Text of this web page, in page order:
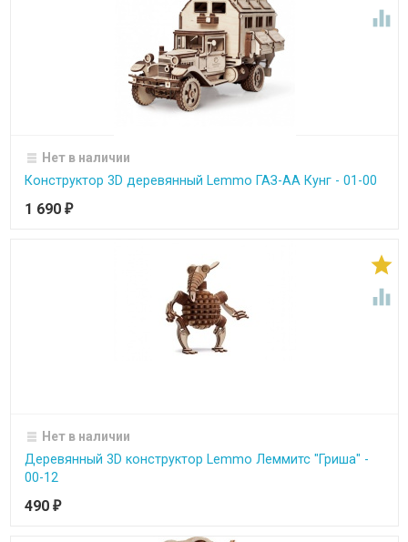

Нет в наличии
Конструктор 3D деревянный Lemmo ГАЗ-АА Кунг - 01-00
1 690 ₽


Нет в наличии
Деревянный 3D конструктор Lemmo Леммитс "Гриша" -
00-12
490 ₽